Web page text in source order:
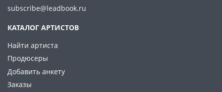
subscribe@leadbook.ru
КАТАЛОГ АРТИСТОВ
Найти артиста
Продюсеры
Добавить анкету
Заказы